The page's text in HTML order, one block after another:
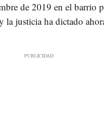
de 2019 en el barrio
la justicia ha dictado